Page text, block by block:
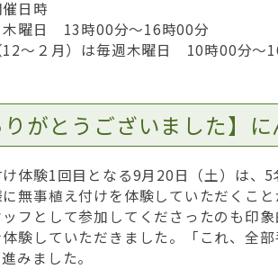
日時
木曜日 13時00分～16時00分
12～２月）は毎週木曜日 10時00分～
りがとうございました】
体験1回目となる9月20日（土）は、
無事植え付けを体験していただくこ
フとして参加してくださったのも印
験していただきました。「これ、全
みました。